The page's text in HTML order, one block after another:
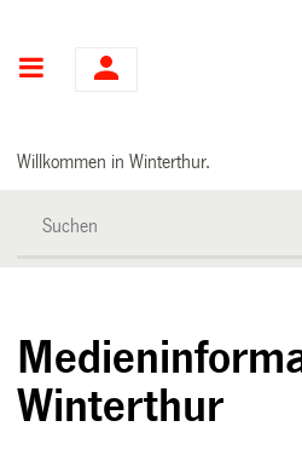
Hauptnavigation
Willkommen in Winterthur.
Winterthur